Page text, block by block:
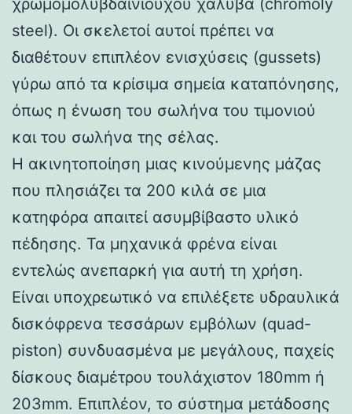
steel). Οι σκελετοί αυτοί πρέπει να
διαθέτουν επιπλέον ενισχύσεις (gussets)
γύρω από τα κρίσιμα σημεία καταπόνησης,
όπως η ένωση του σωλήνα του τιμονιού
και του σωλήνα της σέλας.
Η ακινητοποίηση μιας κινούμενης μάζας
που πλησιάζει τα 200 κιλά σε μια
κατηφόρα απαιτεί ασυμβίβαστο υλικό
πέδησης. Τα μηχανικά φρένα είναι
εντελώς ανεπαρκή για αυτή τη χρήση.
Είναι υποχρεωτικό να επιλέξετε υδραυλικά
δισκόφρενα τεσσάρων εμβόλων (quad-
piston) συνδυασμένα με μεγάλους, παχείς
δίσκους διαμέτρου τουλάχιστον 180mm ή
203mm. Επιπλέον, το σύστημα μετάδοσης